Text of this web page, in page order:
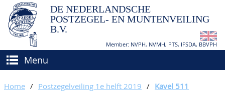
DE NEDERLANDSCHE
POSTZEGEL- EN MUNTENVEILING
B.V.
Member: NVPH, NVMH, PTS, IFSDA, BBVPH
Menu
Home / Postzegelveiling 1e helft 2019 / Kavel 511